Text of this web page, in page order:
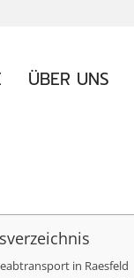
ÜBER UNS
in Raesfeld